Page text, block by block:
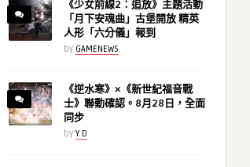
《少女前線2：追放》主題活動
「月下安魂曲」古堡開放 精英
人形「六分儀」報到
by GAMENEWS
《逆水寒》×《新世紀福音戰
士》聯動確認。8月28日，全面
同步
by Y D